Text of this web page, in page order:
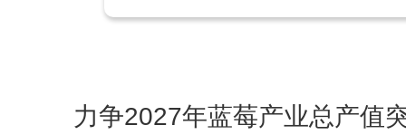
力争2027年蓝莓产业总产值